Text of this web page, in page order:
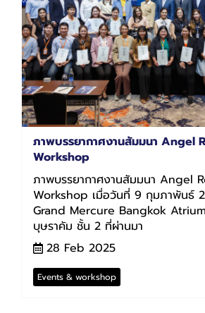
ภาพบรรยากาศงานสัมมนา Angel
Workshop
ภาพบรรยากาศงานสัมมนา Angel
Workshop เมื่อวันที่ 9 กุมภาพันธ์
Grand Mercure Bangkok
บุษราคัม ชั้น 2 ที่ผ่านมา
28 Feb 2025
Events & workshop